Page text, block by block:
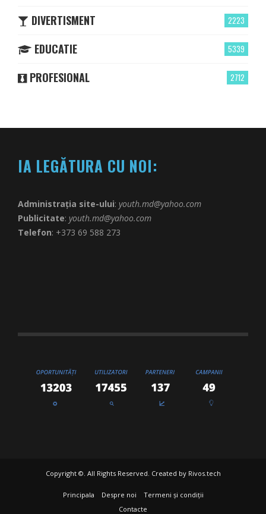
2223
DIVERTISMENT
5339
EDUCATIE
2712
PROFESIONAL
IA LEGĂTURA CU NOI:
Administrația site-ului: youth.md@yahoo.com
Publicitate: youth.md@yahoo.com
Telefon: +373 69 588 273
Copyright ©. All Rights Reserved. Created by Rivos.tech
Principala Despre noi
Termeni și condiții
Contacte